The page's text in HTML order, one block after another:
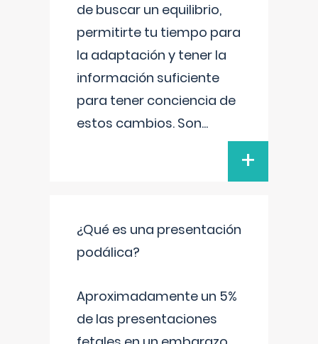
de buscar un equilibrio,
permitirte tu tiempo para
la adaptación y tener la
información suficiente
para tener conciencia de
estos cambios. Son...
+
¿Qué es una presentación
podálica?
Aproximadamente un 5%
de las presentaciones